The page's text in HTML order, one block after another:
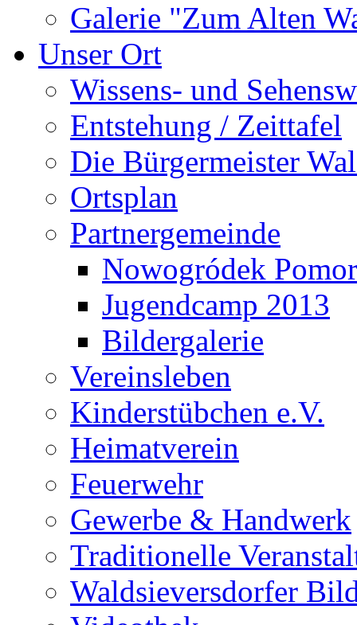
Galerie "Zum Alten
Unser Ort
Wissens- und
Entstehung / Zeittafel
Die Bürgermeister
Ortsplan
Partnergemeinde
Nowogródek
Jugendcamp 2013
Bildergalerie
Vereinsleben
Kinderstübchen e.V.
Heimatverein
Feuerwehr
Gewerbe & Handwerk
Traditionelle
Waldsieversdorfer